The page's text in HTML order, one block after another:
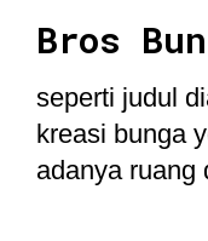
Bros
seperti judul
kreasi bunga
adanya ruang